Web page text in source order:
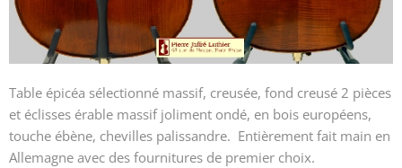
Table épicéa sélectionné massif, creusée, fond creusé 2 pièces
et éclisses érable massif joliment ondé, en bois européens,
touche ébène, chevilles palissandre. Entièrement fait main en
Allemagne avec des fournitures de premier choix.